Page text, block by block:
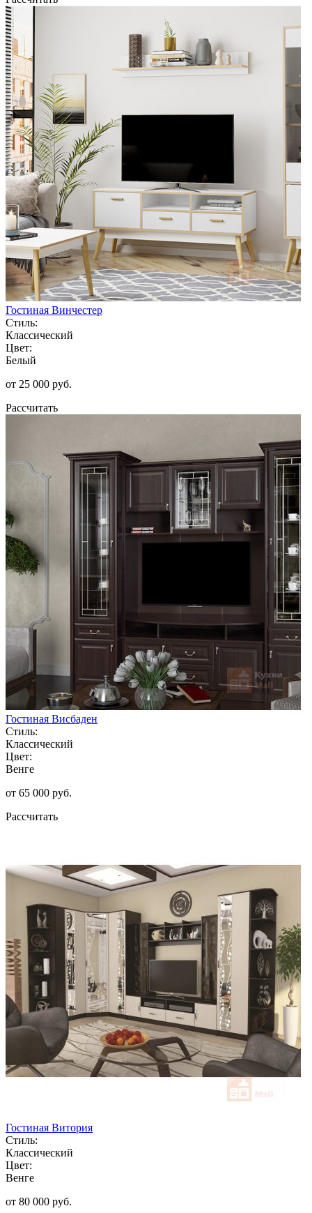
Гостиная Винчестер
Стиль:
Классический
Цвет:
Белый
от 25 000 руб.
Рассчитать
Гостиная Висбаден
Стиль:
Классический
Цвет:
Венге
от 65 000 руб.
Рассчитать
Гостиная Витория
Стиль:
Классический
Цвет:
Венге
от 80 000 руб.